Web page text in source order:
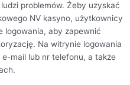
problemów. Żeby uzyskać
NV kasyno, użytkownicy
logowania, aby zapewnić
Na witrynie logowania
mail lub nr telefonu, a także